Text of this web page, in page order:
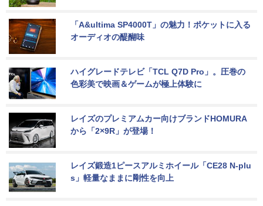
「A&ultima SP4000T」の魅力！ポケットに入る
オーディオの醍醐味
ハイグレードテレビ「TCL Q7D Pro」。圧巻の
色彩美で映画＆ゲームが極上体験に
レイズのプレミアムカー向けブランドHOMURA
から「2×9R」が登場！
レイズ鍛造1ピースアルミホイール「CE28 N-plu
s」軽量なままに剛性を向上